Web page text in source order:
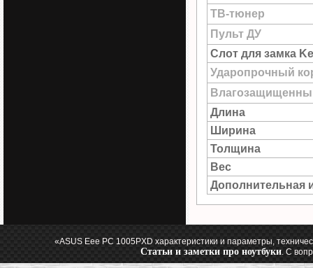
ТВ-тюнер
Пульт ДУ
Слот для замка
Ударопрочный
Длина
Ширина
Толщина
Вес
Дополнительная
«ASUS Eee PC 1005PXD характеристики и параметры,
Статьи и заметки про ноутбуки. С